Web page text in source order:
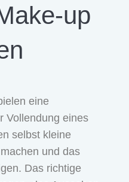
up
eine
Vollendung eines
selbst kleine
und das
Das richtige